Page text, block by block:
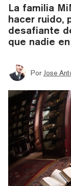
La familia
hacer ruido,
desafiante
que nadie
Por Jose